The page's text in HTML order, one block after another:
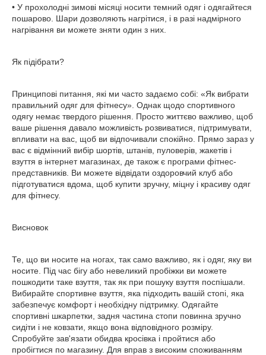
• У прохолодні зимові місяці носити темний одяг і одягайтеся
пошарово. Шари дозволяють нагрітися, і в разі надмірного
нагрівання ви можете зняти один з них.
Як підібрати?
Принципові питання, які ми часто задаємо собі: «Як вибрати
правильний одяг для фітнесу». Однак щодо спортивного
одягу немає твердого рішення. Просто життєво важливо, щоб
ваше рішення давало можливість розвиватися, підтримувати,
впливати на вас, щоб ви відпочивали спокійно. Прямо зараз у
вас є відмінний вибір шортів, штанів, пуловерів, жакетів і
взуття в інтернет магазинах, де також є програми фітнес-
представників. Ви можете відвідати оздоровчий клуб або
підготуватися вдома, щоб купити зручну, міцну і красиву одяг
для фітнесу.
Висновок
Те, що ви носите на ногах, так само важливо, як і одяг, яку ви
носите. Під час бігу або невеликий пробіжки ви можете
пошкодити таке взуття, так як при пошуку взуття поспішали.
Вибирайте спортивне взуття, яка підходить вашій стопі, яка
забезпечує комфорт і необхідну підтримку. Одягайте
спортивні шкарпетки, задня частина стопи повинна зручно
сидіти і не ковзати, якщо вона відповідного розміру.
Спробуйте зав'язати обидва кросівка і пройтися або
пробігтися по магазину. Для вправ з високим споживанням